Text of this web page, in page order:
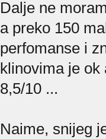
Dalje ne
a preko 150
perfomanse i
klinovima je ok
8,5/10 ...
Naime, snijeg